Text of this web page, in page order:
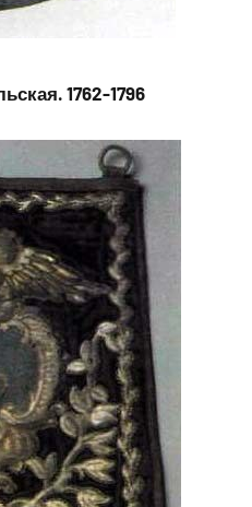
1762-1796